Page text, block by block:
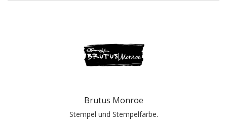
Brutus Monroe
Stempel und Stempelfarbe.